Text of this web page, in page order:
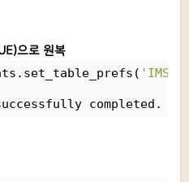
으로 원복
'IMSI'
completed.